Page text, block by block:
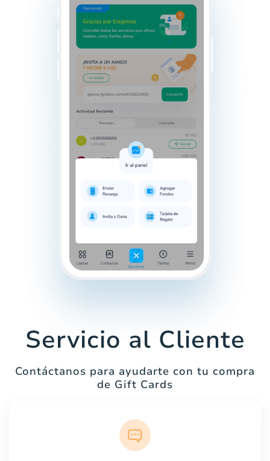
Servicio al Cliente
Contáctanos para ayudarte con tu compra
de Gift Cards